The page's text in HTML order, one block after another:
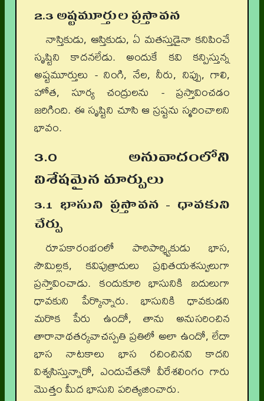
2.3 అష్టమూర్తుల ప్రస్తావన
నాస్తికుడు, ఆస్తికుడు, ఏ మతస్తుడైనా కనిపించే
సృష్టిని కాదనలేడు. అందుకే కవి కన్పిస్తున్న
అష్టమూర్తులు - నింగి, నేల, నీరు, నిప్పు, గాలి,
హోత, సూర్య చంద్రులను - ప్రస్తావించడం
జరిగింది. ఈ సృష్టిని చూసి ఆ స్రష్టను స్మరించాలని
భావం.
3.0 అనువాదంలోని
విశేషమైన మార్పులు
3.1 భాసుని ప్రస్తావన - ధావకుని
చేర్పు
రూపకారంభంలో పారిపార్శ్వికుడు భాస,
సౌమిల్లక, కవిపుత్రాదులు ప్రథితయశస్వులుగా
ప్రస్తావించాడు. కందుకూరి భాసునికి బదులుగా
ధావకుని పేర్కొన్నారు. భాసునికి ధావకుడని
మరొక పేరు ఉందో, తాను అనుసరించిన
తారానాథతర్కవాచస్పతి ప్రతిలో అలా ఉందో, లేదా
భాస నాటకాలు భాస రచించినవి కాదని
విశ్వసిస్తున్నారో, ఎందుచేతనో వీరేశలింగం గారు
మొత్తం మీద భాసుని పరిత్యజించారు.